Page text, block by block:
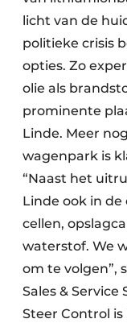
licht van de
politieke crisis
opties. Zo
olie als
prominente
Linde. Meer
wagenpark is
“Naast het
Linde ook in
cellen,
waterstof. We
om te volgen”,
Sales & Service
Steer Control